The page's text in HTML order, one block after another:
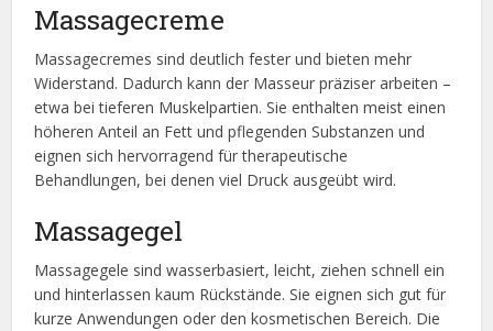
Massagecreme
Massagecremes sind deutlich fester und bieten mehr
Widerstand. Dadurch kann der Masseur präziser arbeiten –
etwa bei tieferen Muskelpartien. Sie enthalten meist einen
höheren Anteil an Fett und pflegenden Substanzen und
eignen sich hervorragend für therapeutische
Behandlungen, bei denen viel Druck ausgeübt wird.
Massagegel
Massagegele sind wasserbasiert, leicht, ziehen schnell ein
und hinterlassen kaum Rückstände. Sie eignen sich gut für
kurze Anwendungen oder den kosmetischen Bereich. Die